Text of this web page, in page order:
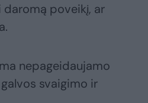
poveikį, ar
nepageidaujamo
svaigimo ir